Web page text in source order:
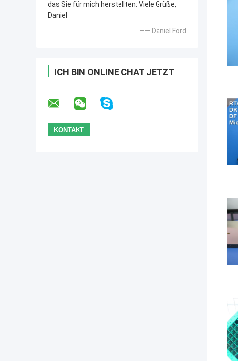
das Sie für mich herstellten: Viele Grüße,
Daniel
—— Daniel Ford
ICH BIN ONLINE CHAT JETZT